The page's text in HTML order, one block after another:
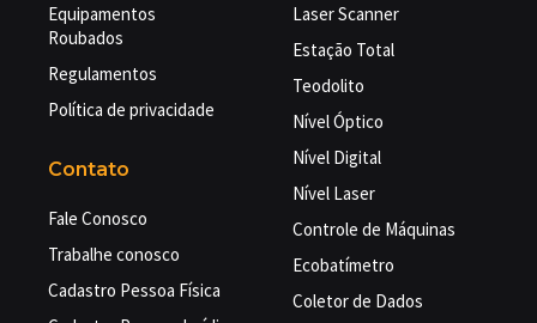
Equipamentos
Roubados
Regulamentos
Política de privacidade
Contato
Fale Conosco
Trabalhe conosco
Cadastro Pessoa Física
Laser Scanner
Estação Total
Teodolito
Nível Óptico
Nível Digital
Nível Laser
Controle de Máquinas
Ecobatímetro
Coletor de Dados